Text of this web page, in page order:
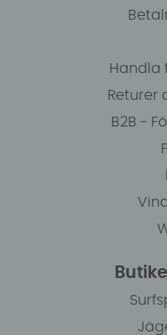
Handla
Returer
B2B -